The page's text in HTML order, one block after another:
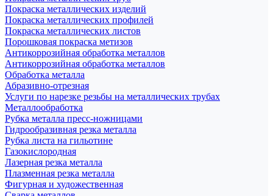
Покраска металлических изделий
Покраска металлических профилей
Покраска металлических листов
Порошковая покраска метизов
Антикоррозийная обработка металлов
Антикоррозийная обработка металлов
Обработка металла
Абразивно-отрезная
Услуги по нарезке резьбы на металлических трубах
Металлообработка
Рубка металла пресс-ножницами
Гидрообразивная резка металла
Рубка листа на гильотине
Газокислородная
Лазерная резка металла
Плазменная резка металла
Фигурная и художественная